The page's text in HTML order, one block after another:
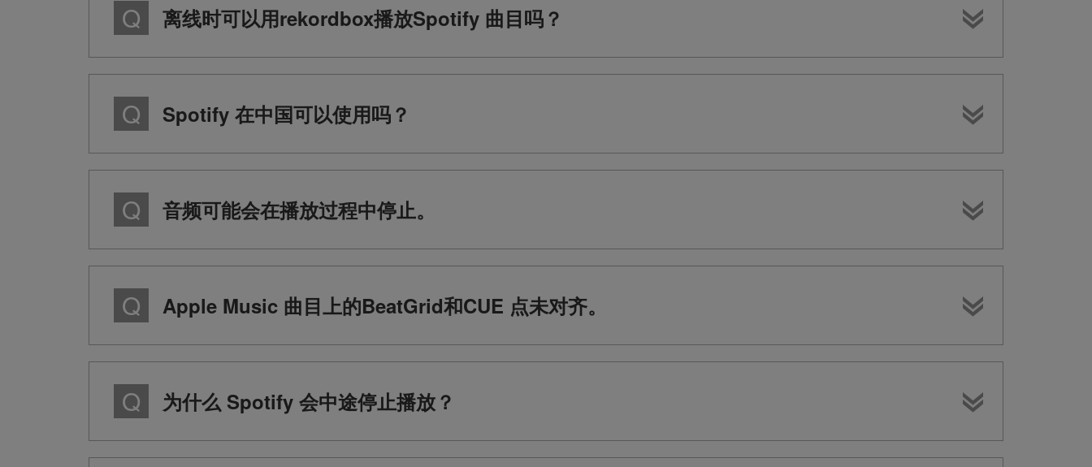
离线时可以用rekordbox播放Spotify 曲目吗？
Spotify 在中国可以使用吗？
音频可能会在播放过程中停止。
Apple Music 曲目上的BeatGrid和CUE 点未对齐。
为什么 Spotify 会中途停止播放？